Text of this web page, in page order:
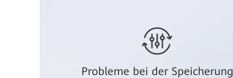
Probleme bei der Speicherung